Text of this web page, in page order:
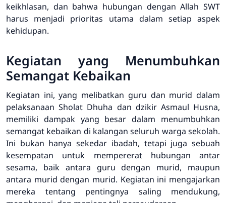
keikhlasan, dan bahwa hubungan dengan Allah SWT
harus menjadi prioritas utama dalam setiap aspek
kehidupan.
Kegiatan yang Menumbuhkan
Semangat Kebaikan
Kegiatan ini, yang melibatkan guru dan murid dalam
pelaksanaan Sholat Dhuha dan dzikir Asmaul Husna,
memiliki dampak yang besar dalam menumbuhkan
semangat kebaikan di kalangan seluruh warga sekolah.
Ini bukan hanya sekedar ibadah, tetapi juga sebuah
kesempatan untuk mempererat hubungan antar
sesama, baik antara guru dengan murid, maupun
antara murid dengan murid. Kegiatan ini mengajarkan
mereka tentang pentingnya saling mendukung,